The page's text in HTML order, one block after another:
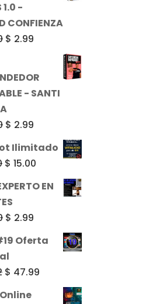
$ 49.00.
1.0 -
CONFIENZA
El
$ 2.99
precio
actual
- SANTI
El
precio
original
era:
$ 49.00.
$ 2.99
precio
actual
$ 2.99.
Ilimitado
El
era:
$ 89.90.
$ 15.00
precio
actual
EN
El
precio
era:
$ 49.00.
$ 2.99
precio
actual
Oferta
El
precio
$ 47.99
precio